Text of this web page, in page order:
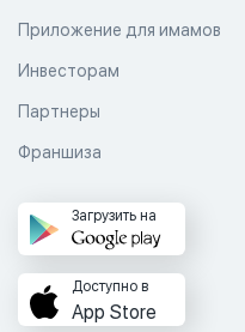
Приложение для имамов
Инвесторам
Партнеры
Франшиза
Загрузить на
Доступно в
App Store